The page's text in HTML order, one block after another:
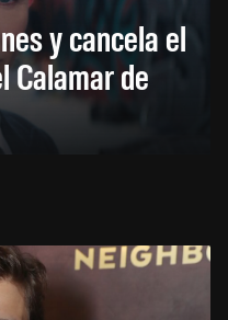
y cancela el
Calamar de